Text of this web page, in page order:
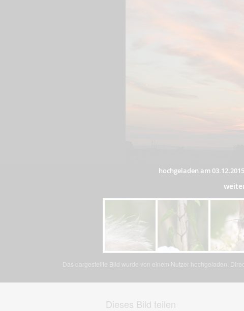
hochgeladen am 03.12.2015
Das dargestellte Bild wurde von einem Nutzer hochgeladen.
Dieses Bild teilen